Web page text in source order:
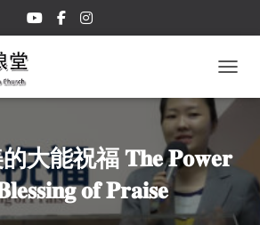
大能祝福 𝐓𝐡𝐞 𝐏𝐨𝐰𝐞𝐫
𝐨𝐟 𝐏𝐫𝐚𝐢𝐬𝐞